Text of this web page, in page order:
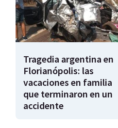
Tragedia argentina en
Florianópolis: las
vacaciones en familia
que terminaron en un
accidente